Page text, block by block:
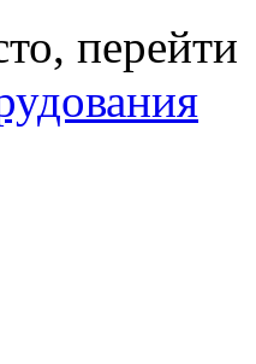
перейти